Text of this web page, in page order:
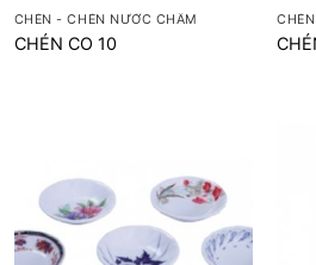
CHÉN - CHÉN NƯỚC CHẤM
CHÉN CO 10